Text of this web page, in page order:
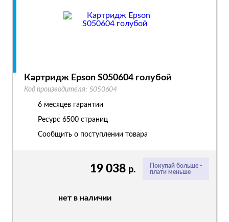
Покупай больше -
плати меньше
19 038 р.
нет в наличии
Картридж Epson S050604 голубой
Код производителя: S050604
6 месяцев гарантии
Ресурс 6500 страниц
Сообщить о поступлении товара